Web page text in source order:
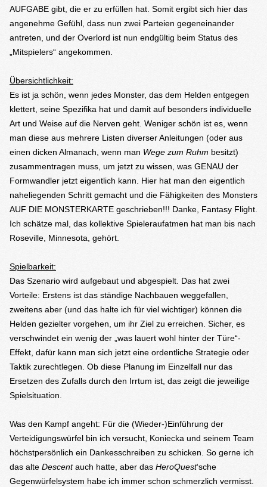
AUFGABE gibt, die er zu erfüllen hat. Somit ergibt sich hier das
angenehme Gefühl, dass nun zwei Parteien gegeneinander
antreten, und der Overlord ist nun endgültig beim Status des
„Mitspielers“ angekommen.
Übersichtlichkeit:
Es ist ja schön, wenn jedes Monster, das dem Helden entgegen
klettert, seine Spezifika hat und damit auf besonders individuelle
Art und Weise auf die Nerven geht. Weniger schön ist es, wenn
man diese aus mehrere Listen diverser Anleitungen (oder aus
einen dicken Almanach, wenn man Wege zum Ruhm besitzt)
zusammentragen muss, um jetzt zu wissen, was GENAU der
Formwandler jetzt eigentlich kann. Hier hat man den eigentlich
naheliegenden Schritt gemacht und die Fähigkeiten des Monsters
AUF DIE MONSTERKARTE geschrieben!!! Danke, Fantasy Flight.
Ich schätze mal, das kollektive Spieleraufatmen hat man bis nach
Roseville, Minnesota, gehört.
Spielbarkeit:
Das Szenario wird aufgebaut und abgespielt. Das hat zwei
Vorteile: Erstens ist das ständige Nachbauen weggefallen,
zweitens aber (und das halte ich für viel wichtiger) können die
Helden gezielter vorgehen, um ihr Ziel zu erreichen. Sicher, es
verschwindet ein wenig der „was lauert wohl hinter der Türe“-
Effekt, dafür kann man sich jetzt eine ordentliche Strategie oder
Taktik zurechtlegen. Ob diese Planung im Einzelfall nur das
Ersetzen des Zufalls durch den Irrtum ist, das zeigt die jeweilige
Spielsituation.
Was den Kampf angeht: Für die (Wieder-)Einführung der
Verteidigungswürfel bin ich versucht, Koniecka und seinem Team
höchstpersönlich ein Dankesschreiben zu schicken. So gerne ich
das alte Descentauch hatte, aber das HeroQuest‘sche
Gegenwürfelsystem habe ich immer schon schmerzlich vermisst.